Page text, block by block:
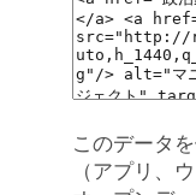
このデータ
（アプリ、